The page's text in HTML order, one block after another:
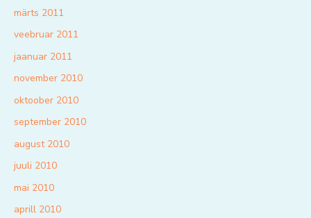
märts 2011
veebruar 2011
jaanuar 2011
november 2010
oktoober 2010
september 2010
august 2010
juuli 2010
mai 2010
aprill 2010